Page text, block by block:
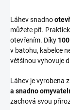
Láhev snadno
můžete pít.
otevřením. Díky
v batohu, kabelce
většinou vyhovuje
Láhev je vyrobena
a snadno
zachová svou